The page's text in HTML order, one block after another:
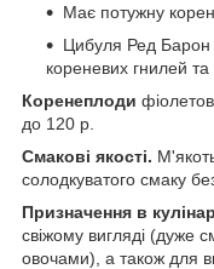
Має потужну
Цибуля Ред Барон
кореневих гнилей та
Коренеплоди
до 120 р.
Смакові якості.
солодкуватого смаку без
Призначення в
свіжому вигляді (дуже
овочами), а також для